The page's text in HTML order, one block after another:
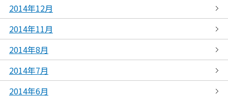
2014年12月
2014年11月
2014年8月
2014年7月
2014年6月